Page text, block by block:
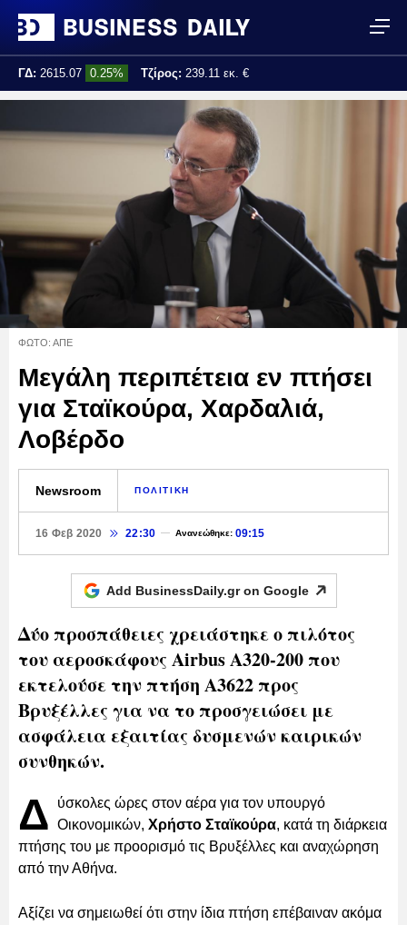
ΓΔ: 2615.07 0.25% Τζίρος: 239.11 εκ. €
ΦΩΤΟ: ΑΠΕ
Μεγάλη περιπέτεια εν πτήσει
για Σταϊκούρα, Χαρδαλιά,
Λοβέρδο
Newsroom ΠΟΛΙΤΙΚΗ
16 Φεβ 2020 22:30 Ανανεώθηκε: 09:15
Add BusinessDaily.gr on Google
Δύο προσπάθειες χρειάστηκε ο πιλότος
του αεροσκάφους Airbus A320-200 που
εκτελούσε την πτήση Α3622 προς
Βρυξέλλες για να το προσγειώσει με
ασφάλεια εξαιτίας δυσμενών καιρικών
συνθηκών.
Δ
ύσκολες ώρες στον αέρα για τον υπουργό
Οικονομικών, Χρήστο Σταϊκούρα, κατά τη διάρκεια
πτήσης του με προορισμό τις Βρυξέλλες και αναχώρηση
από την Αθήνα.
Αξίζει να σημειωθεί ότι στην ίδια πτήση επέβαιναν ακόμα